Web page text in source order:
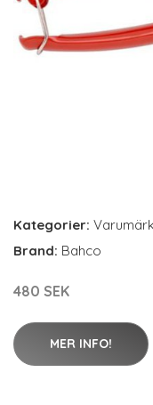
Kategorier:
Brand: Bahco
480 SEK
MER INFO!